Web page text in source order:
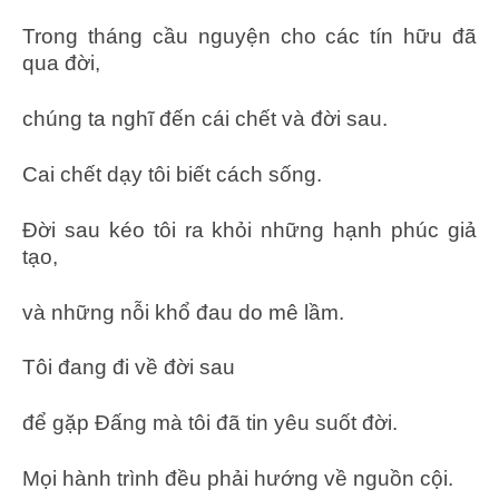
Trong tháng cầu nguyện cho các tín hữu đã
qua đời,
chúng ta nghĩ đến cái chết và đời sau.
Cai chết dạy tôi biết cách sống.
Ðời sau kéo tôi ra khỏi những hạnh phúc giả
tạo,
và những nỗi khổ đau do mê lầm.
Tôi đang đi về đời sau
để gặp Ðấng mà tôi đã tin yêu suốt đời.
Mọi hành trình đều phải hướng về nguồn cội.